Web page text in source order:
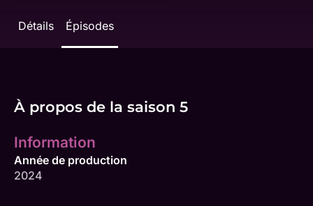
Détails Épisodes
À propos de la saison 5
Information
Année de production
2024